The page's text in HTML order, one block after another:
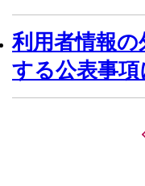
利用者情報の
する公表事